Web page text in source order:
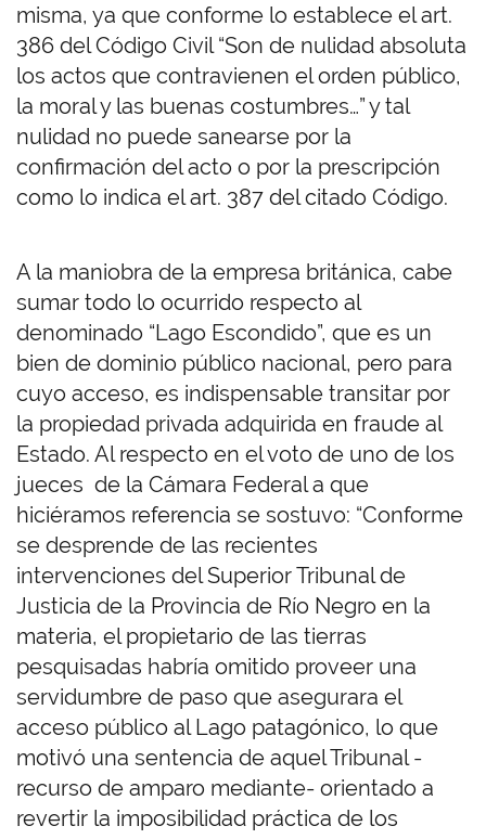
misma, ya que conforme lo establece el art.
386 del Código Civil “Son de nulidad absoluta
los actos que contravienen el orden público,
la moral y las buenas costumbres…” y tal
nulidad no puede sanearse por la
confirmación del acto o por la prescripción
como lo indica el art. 387 del citado Código.
A la maniobra de la empresa británica, cabe
sumar todo lo ocurrido respecto al
denominado “Lago Escondido”, que es un
bien de dominio público nacional, pero para
cuyo acceso, es indispensable transitar por
la propiedad privada adquirida en fraude al
Estado. Al respecto en el voto de uno de los
jueces de la Cámara Federal a que
hiciéramos referencia se sostuvo: “Conforme
se desprende de las recientes
intervenciones del Superior Tribunal de
Justicia de la Provincia de Río Negro en la
materia, el propietario de las tierras
pesquisadas habría omitido proveer una
servidumbre de paso que asegurara el
acceso público al Lago patagónico, lo que
motivó una sentencia de aquel Tribunal -
recurso de amparo mediante- orientado a
revertir la imposibilidad práctica de los